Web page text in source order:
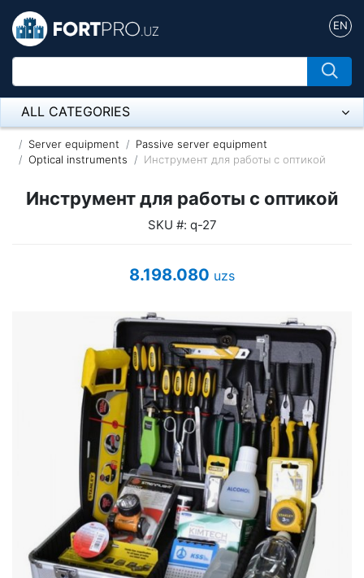
EN
ALL CATEGORIES
Микрофон
Оборудование Mikrotik
ADSL, Wan / Lan Routers, Wi-Fi
IP Telephony
Stereo systems
Server equipment
UPS Uninterruptible Power Supply
Headphones
Mouses and keybords
Cooling systems
Server equipment
Passive server equipment
Optical instruments
Инструмент для работы с оптикой
Инструмент для работы с оптикой
SKU #: q-27
8.198.080 uzs